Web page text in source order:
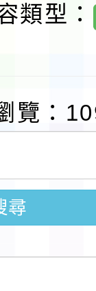
年度
播委員
演習－
」
線上
1學
點教
甄選)
學年
學生
類型：
覽：
尋